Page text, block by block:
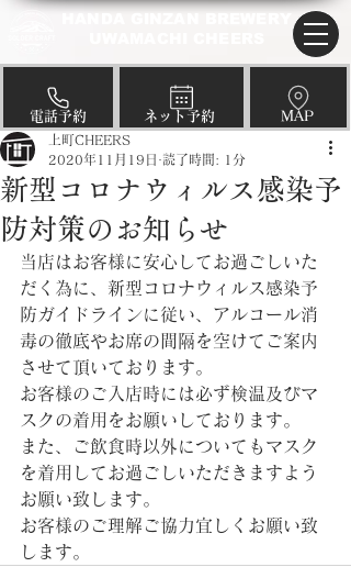
​電話予約 ​ネット予約 ​MAP
新型コロナウィルス感染予
防対策のお知らせ
上町CHEERS
2020年11月19日
読了時間: 1分
当店はお客様に安心してお過ごしいた
だく為に、新型コロナウィルス感染予
防ガイドラインに従い、アルコール消
毒の徹底やお席の間隔を空けてご案内
させて頂いております。
お客様のご入店時には必ず検温及びマ
スクの着用をお願いしております。
また、ご飲食時以外についてもマスク
を着用してお過ごしいただきますよう
お願い致します。
お客様のご理解ご協力宜しくお願い致
します。